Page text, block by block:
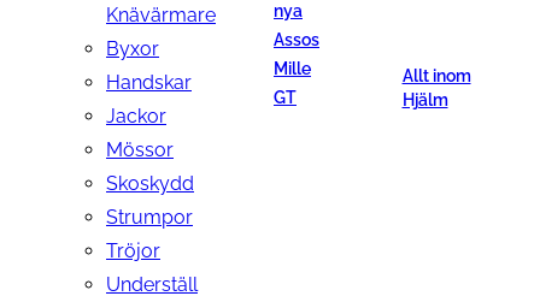
Knävärmare
Byxor
Handskar
Jackor
Mössor
Skoskydd
Strumpor
Tröjor
Underställ
nya
Assos
Mille
GT
Allt inom
Hjälm